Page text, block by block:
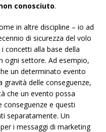
conosciuto.
in altre discipline – io ad
di sicurezza del volo
concetti alla base della
ogni settore. Ad esempio,
un determinato evento
gravità delle conseguenze,
che un evento possa
conseguenze e questi
separatamente. Un
i messaggi di marketing